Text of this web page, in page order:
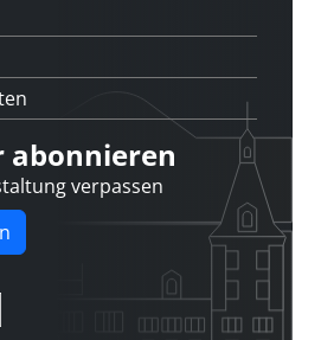
abonnieren
verpassen